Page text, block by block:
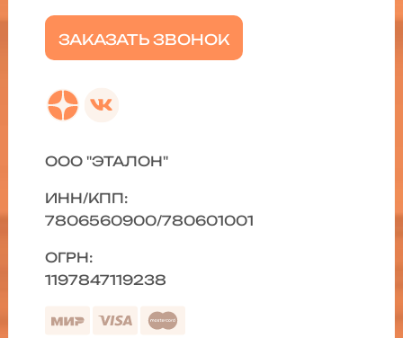
ЗАКАЗАТЬ ЗВОНОК
ООО "ЭТАЛОН"
ИНН/КПП:
7806560900/780601001
ОГРН:
1197847119238